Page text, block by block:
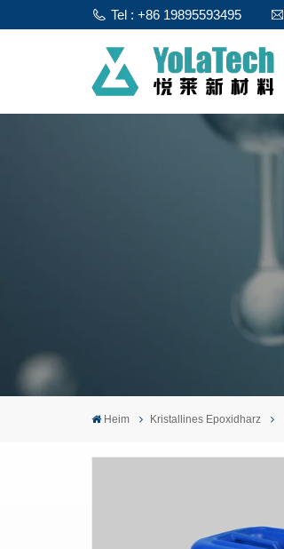
Tel : +86 19895593495
Heim Kristallines Epoxidharz